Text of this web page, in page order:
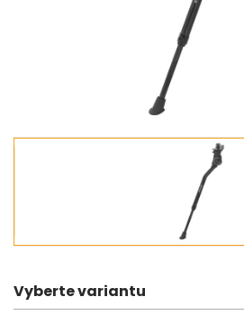
Vyberte variantu